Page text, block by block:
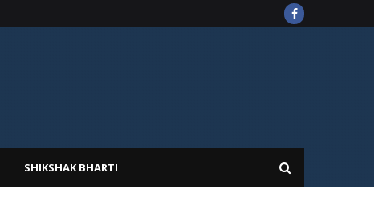
SHIKSHAK BHARTI